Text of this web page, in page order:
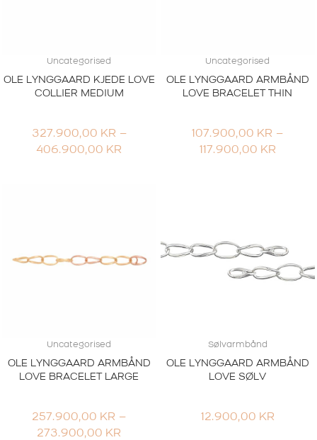
Uncategorised
OLE LYNGGAARD KJEDE LOVE
COLLIER MEDIUM
327.900,00 KR –
406.900,00 KR PRISOMRÅDE:
Uncategorised
OLE LYNGGAARD ARMBÅND
LOVE BRACELET THIN
107.900,00 KR –
117.900,00 KR
Uncategorised
OLE LYNGGAARD ARMBÅND
LOVE BRACELET LARGE
257.900,00 KR –
273.900,00 KR
Sølvarmbånd
OLE LYNGGAARD ARMBÅND
LOVE SØLV
12.900,00 KR